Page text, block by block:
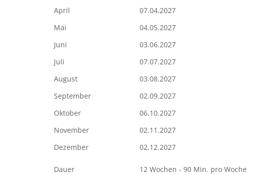
April
07.04.2027
Mai
04.05.2027
Juni
03.06.2027
Juli
07.07.2027
August
03.08.2027
September
02.09.2027
Oktober
06.10.2027
November
02.11.2027
Dezember
02.12.2027
Dauer
12 Wochen - 90 Min. pro Woche